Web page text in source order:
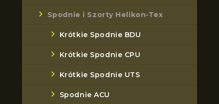
Spodnie i Szorty Helikon-Tex
Krótkie Spodnie BDU
Krótkie Spodnie CPU
Krótkie Spodnie UTS
Spodnie ACU